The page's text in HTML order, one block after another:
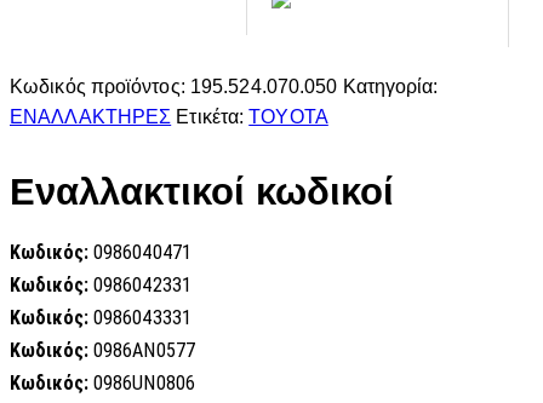
Κωδικός προϊόντος: 195.524.070.050 Κατηγορία:
ΕΝΑΛΛΑΚΤΗΡΕΣ Ετικέτα:TOYOTA
Εναλλακτικοί κωδικοί
Κωδικός: 0986040471
Κωδικός: 0986042331
Κωδικός: 0986043331
Κωδικός: 0986AN0577
Κωδικός: 0986UN0806